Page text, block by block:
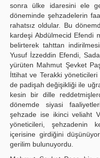
sonra ülke idaresini ele
döneminde şehzadelerin
rahatsız oldular. Bu
kardeşi Abdülmecid Efendi
belirterek tahttan
Yusuf İzzeddin Efendi,
yürüten Mahmut Şevket
İttihat ve Terakki
de padişah değişikliği ile
kesin bir dille
dönemde siyasi
şehzade ise ikinci veliaht
yöneticileri, şehzadenin
içerisine girdiğini
gerilim bulunuyordu.